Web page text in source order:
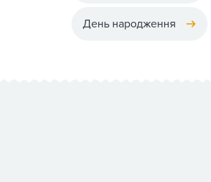
День народження